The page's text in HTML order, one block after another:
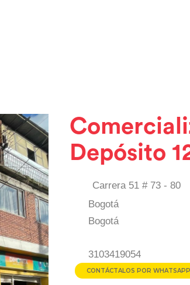
Depósito
Carrera 51 # 73 - 80
Bogotá
Bogotá
3103419054
CONTÁCTALOS POR WHATSAPP